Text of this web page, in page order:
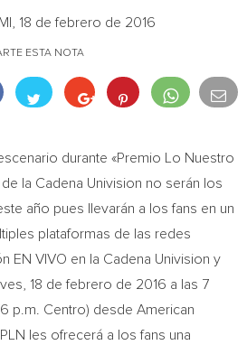
ESTA NOTA
, 18 de febrero de 2016
durante «Premio Lo Nuestro
de la Cadena Univision no serán los
año pues llevarán a los fans en un
plataformas de las redes
EN VIVO en la Cadena Univision y
18 de febrero de 2016 a las 7
6 p.m.
Centro) desde American
, PLN les ofrecerá a los fans una